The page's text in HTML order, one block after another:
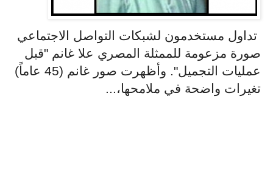
تداول مستخدمون لشبكات التواصل الاجتماعي
صورة مزعومة للممثلة المصري علا غانم "قبل
عمليات التجميل". وأظهرت صور غانم (45 عاماً)
تغيرات واضحة في ملامحها،...